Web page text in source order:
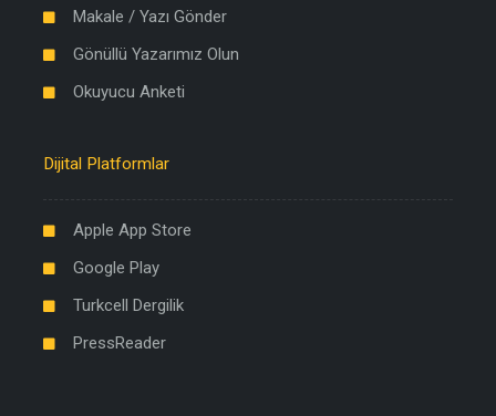
Makale / Yazı Gönder
Gönüllü Yazarımız Olun
Okuyucu Anketi
Dijital Platformlar
Apple App Store
Google Play
Turkcell Dergilik
PressReader